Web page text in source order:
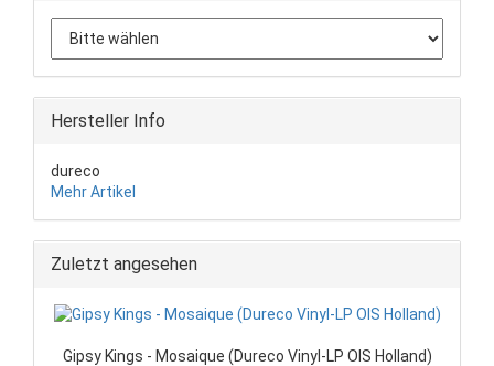
Hersteller Info
dureco
Mehr Artikel
Zuletzt angesehen
Gipsy Kings - Mosaique (Dureco Vinyl-LP OIS Holland)